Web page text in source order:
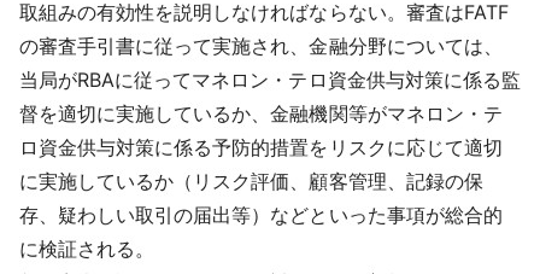
取組みの有効性を説明しなければならない。審査はFATF
の審査手引書に従って実施され、金融分野については、
当局がRBAに従ってマネロン・テロ資金供与対策に係る監
督を適切に実施しているか、金融機関等がマネロン・テ
ロ資金供与対策に係る予防的措置をリスクに応じて適切
に実施しているか（リスク評価、顧客管理、記録の保
存、疑わしい取引の届出等）などといった事項が総合的
に検証される。